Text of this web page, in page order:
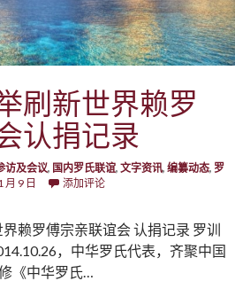
刷新世界赖罗
认捐记录
访及会议, 国内罗氏联谊, 文字资讯, 编纂动态, 罗
月 9 日 添加评论
赖罗傅宗亲联谊会 认捐记录 罗训
，中华罗氏代表，齐聚中国
《中华罗氏…